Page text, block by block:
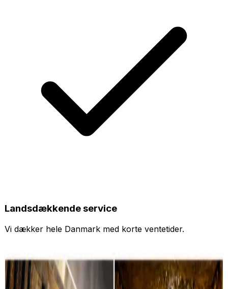
Landsdækkende service
Vi dækker hele Danmark med korte ventetider.
Se vores andre services
Ventilationsrens (privat)